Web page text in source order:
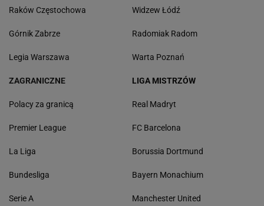
Raków Częstochowa
Górnik Zabrze
Legia Warszawa
Widzew Łódź
Radomiak Radom
Warta Poznań
ZAGRANICZNE
Polacy za granicą
Premier League
La Liga
Bundesliga
Serie A
LIGA MISTRZÓW
Real Madryt
FC Barcelona
Borussia Dortmund
Bayern Monachium
Manchester United